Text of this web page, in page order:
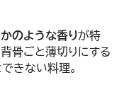
のような香りが特
背骨ごと薄切りにする
きない料理。